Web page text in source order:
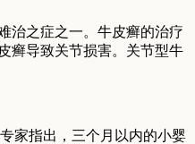
治之症之一。牛皮癣的治疗
癣导致关节损害。关节型牛
家指出，三个月以内的小婴